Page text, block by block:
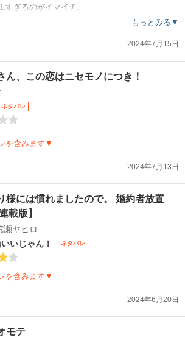
すぎるのがイマイチ。
もっとみる▼
2024年7月15日
ん、この恋はニセモノにつき！
ネタバレ
を含みます▼
2024年7月13日
様には慣れましたので。 婚約者放置
載版】
瀬ヤヒロ
いじゃん！
ネタバレ
を含みます▼
2024年6月20日
モテ